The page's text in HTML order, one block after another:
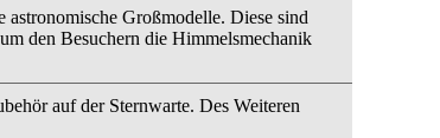
Großmodelle. Diese sind
den Besuchern die Himmelsmechanik
auf der Sternwarte. Des Weiteren